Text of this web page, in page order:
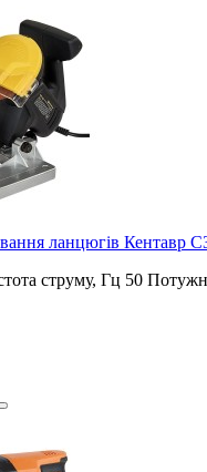
ланцюгів Кентавр
струму, Гц 50